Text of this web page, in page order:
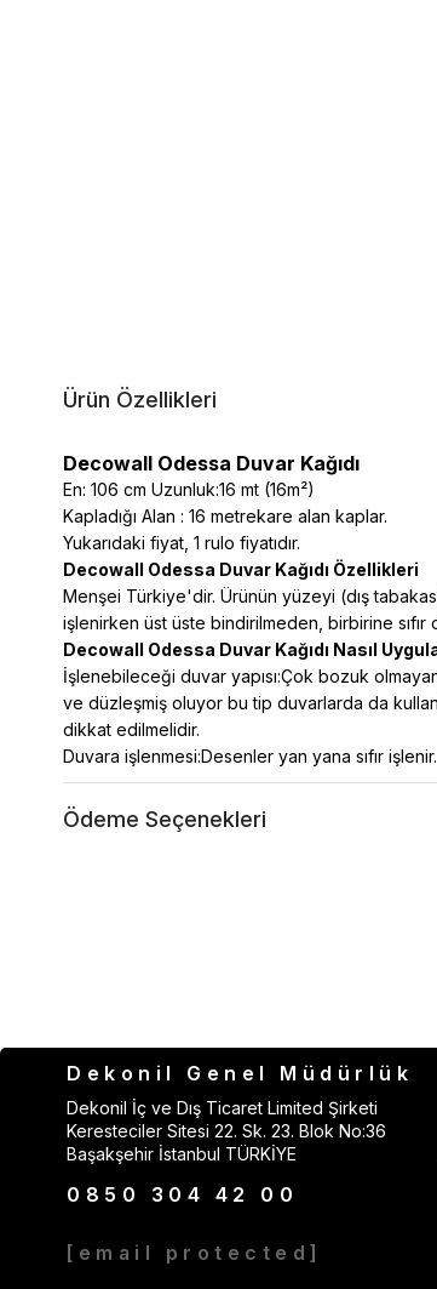
Ürün Özellikleri
Decowall Odessa Duvar Kağıdı
En: 106 cm Uzunluk:16 mt (16m²)
Kapladığı Alan : 16 metrekare alan kaplar.
Yukarıdaki fiyat, 1 rulo fiyatıdır.
Decowall Odessa Duvar Kağıdı Özellikleri
Menşei Türkiye'dir. Ürünün yüzeyi (dış
işlenirken üst üste bindirilmeden, birbirine sıfır
Decowall Odessa Duvar Kağıdı Nasıl
İşlenebileceği duvar yapısı:Çok bozuk
ve düzleşmiş oluyor bu tip duvarlarda da
dikkat edilmelidir.
Duvara işlenmesi:Desenler yan yana sıfır işlenir.
Ödeme Seçenekleri
Dekonil Genel Müdürlük
Dekonil İç ve Dış Ticaret Limited Şirketi
Keresteciler Sitesi 22. Sk. 23. Blok No:36
Başakşehir İstanbul TÜRKİYE
0850 304 42 00
[email protected]